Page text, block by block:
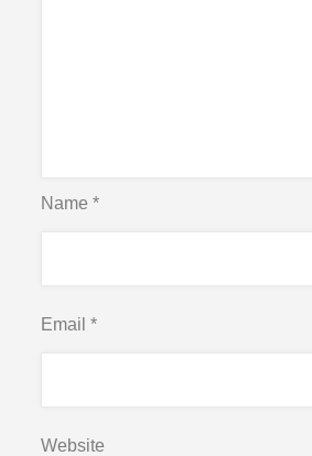
Name*
Email*
Website